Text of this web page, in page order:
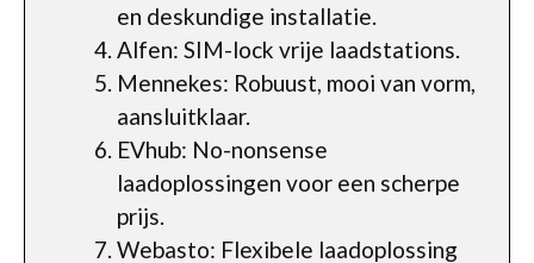
en deskundige installatie.
Alfen: SIM-lock vrije laadstations.
Mennekes: Robuust, mooi van vorm,
aansluitklaar.
EVhub: No-nonsense
laadoplossingen voor een scherpe
prijs.
Webasto: Flexibele laadoplossing